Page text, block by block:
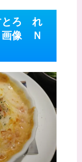
とろ れ
像 Ｎ